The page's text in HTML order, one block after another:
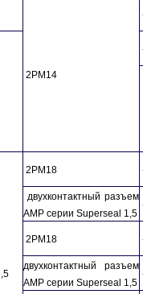
2РМ14
2РМ18
двухконтактный разъем
АМР серии Superseal 1,5
2РМ18
двухконтактный разъем
АМР серии Superseal 1,5